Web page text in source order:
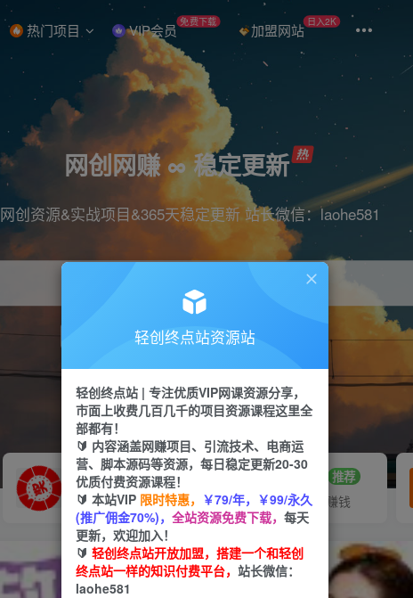
热门项目 VIP会员 免费下载 加盟网站 日入2K
网创网赚 ∞ 稳定更新
网创资源&实战项目&365天稳定更新 站长微信：laohe581
引流 短视频 剪辑
推广赚钱
70%分佣
推广返佣高达70%
站长招募 推荐
24小时自动赚钱
轻创终点站资源站
轻创终点站 | 专注优质VIP网课资源分享，
市面上收费几百几千的项目资源课程这里全
部都有！
🔰 内容涵盖网赚项目、引流技术、电商运
营、脚本源码等资源，每日稳定更新20-30
优质付费资源课程！
🔰 本站VIP 限时特惠， ￥79/年，￥99/永久
(推广佣金70%)， 全站资源免费下载， 每天
更新，欢迎加入！
🔰 轻创终点站开放加盟，搭建一个和轻创
终点站一样的知识付费平台， 站长微信：
laohe581